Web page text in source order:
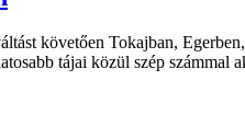
követően Tokajban,
tájai közül szép